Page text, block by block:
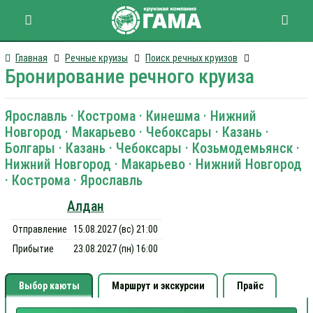
Главная Речные круизы Поиск речных круизов
Бронирование речного круиза
Ярославль · Кострома · Кинешма · Нижний
Новгород · Макарьево · Чебоксары · Казань ·
Болгары · Казань · Чебоксары · Козьмодемьянск ·
Нижний Новгород · Макарьево · Нижний Новгород
· Кострома · Ярославль
Алдан
Отправление
15.08.2027 (вс) 21:00
Прибытие
23.08.2027 (пн) 16:00
Выбор каюты Маршрут и экскурсии Прайс